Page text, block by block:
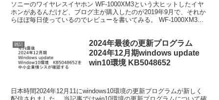
ソニーのワイヤレスイヤホン WF-1000XM3という大ヒットしたイヤ
ホンがあるんだけど、ブログ主が購入したのが2019年9月で、それか
らほぼ毎日使っているのでレビューを書いてみる。 WF-1000XM3概
雑記
2024年最後の更新プログラム
2024年12月期windows update
win10環境 KB5048652
日本時間2024年12月11にwindows10環境の更新プログラムが新しく